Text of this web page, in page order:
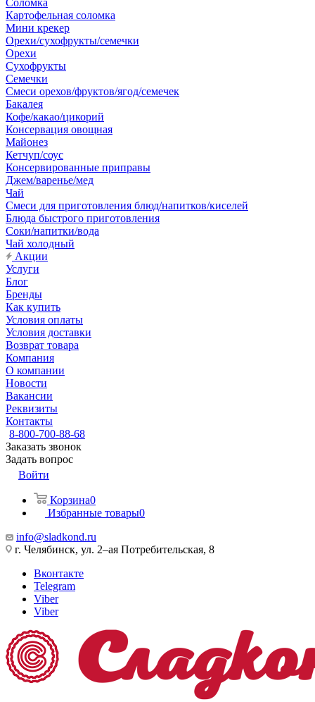
Соломка
Картофельная соломка
Мини крекер
Орехи/сухофрукты/семечки
Орехи
Сухофрукты
Семечки
Смеси орехов/фруктов/ягод/семечек
Бакалея
Кофе/какао/цикорий
Консервация овощная
Майонез
Кетчуп/соус
Консервированные приправы
Джем/варенье/мед
Чай
Смеси для приготовления блюд/напитков/киселей
Блюда быстрого приготовления
Соки/напитки/вода
Чай холодный
Акции
Услуги
Блог
Бренды
Как купить
Условия оплаты
Условия доставки
Возврат товара
Компания
О компании
Новости
Вакансии
Реквизиты
Контакты
8-800-700-88-68
Заказать звонок
Задать вопрос
Войти
Корзина0
Избранные товары0
info@sladkond.ru
г. Челябинск, ул. 2–ая Потребительская, 8
Вконтакте
Telegram
Viber
Viber